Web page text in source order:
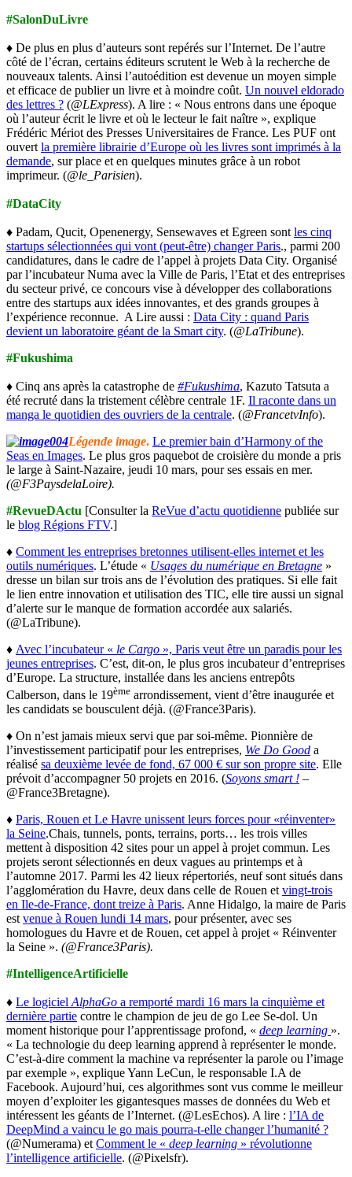
#SalonDuLivre
♦ De plus en plus d’auteurs sont repérés sur l’Internet. De l’autre
côté de l’écran, certains éditeurs scrutent le Web à la recherche de
nouveaux talents. Ainsi l’autoédition est devenue un moyen simple
et efficace de publier un livre et à moindre coût. Un nouvel eldorado
des lettres ? (@LExpress). A lire : « Nous entrons dans une époque
où l’auteur écrit le livre et où le lecteur le fait naître », explique
Frédéric Mériot des Presses Universitaires de France. Les PUF ont
ouvert la première librairie d’Europe où les livres sont imprimés à la
demande, sur place et en quelques minutes grâce à un robot
imprimeur. (@le_Parisien).
#DataCity
♦ Padam, Qucit, Openenergy, Sensewaves et Egreen sont les cinq
startups sélectionnées qui vont (peut-être) changer Paris., parmi 200
candidatures, dans le cadre de l’appel à projets Data City. Organisé
par l’incubateur Numa avec la Ville de Paris, l’Etat et des entreprises
du secteur privé, ce concours vise à développer des collaborations
entre des startups aux idées innovantes, et des grands groupes à
l’expérience reconnue. A Lire aussi : Data City : quand Paris
devient un laboratoire géant de la Smart city. (@LaTribune).
#Fukushima
♦ Cinq ans après la catastrophe de #Fukushima, Kazuto Tatsuta a
été recruté dans la tristement célèbre centrale 1F. Il raconte dans un
manga le quotidien des ouvriers de la centrale. (@FrancetvInfo).
Légende image. Le premier bain d’Harmony of the
Seas en Images. Le plus gros paquebot de croisière du monde a pris
le large à Saint-Nazaire, jeudi 10 mars, pour ses essais en mer.
(@F3PaysdelaLoire).
#RevueDActu [Consulter la ReVue d’actu quotidienne publiée sur
le blog Régions FTV.]
♦ Comment les entreprises bretonnes utilisent-elles internet et les
outils numériques. L’étude « Usages du numérique en Bretagne »
dresse un bilan sur trois ans de l’évolution des pratiques. Si elle fait
le lien entre innovation et utilisation des TIC, elle tire aussi un signal
d’alerte sur le manque de formation accordée aux salariés.
(@LaTribune).
♦ Avec l’incubateur « le Cargo », Paris veut être un paradis pour les
jeunes entreprises. C’est, dit-on, le plus gros incubateur d’entreprises
d’Europe. La structure, installée dans les anciens entrepôts
Calberson, dans le 19ème arrondissement, vient d’être inaugurée et
les candidats se bousculent déjà. (@France3Paris).
♦ On n’est jamais mieux servi que par soi-même. Pionnière de
l’investissement participatif pour les entreprises, We Do Good a
réalisé sa deuxième levée de fond, 67 000 € sur son propre site. Elle
prévoit d’accompagner 50 projets en 2016. (Soyons smart ! –
@France3Bretagne).
♦ Paris, Rouen et Le Havre unissent leurs forces pour «réinventer»
la Seine.Chais, tunnels, ponts, terrains, ports… les trois villes
mettent à disposition 42 sites pour un appel à projet commun. Les
projets seront sélectionnés en deux vagues au printemps et à
l’automne 2017. Parmi les 42 lieux répertoriés, neuf sont situés dans
l’agglomération du Havre, deux dans celle de Rouen et vingt-trois
en Ile-de-France, dont treize à Paris. Anne Hidalgo, la maire de Paris
est venue à Rouen lundi 14 mars, pour présenter, avec ses
homologues du Havre et de Rouen, cet appel à projet « Réinventer
la Seine ». (@France3Paris).
#IntelligenceArtificielle
♦ Le logiciel AlphaGo a remporté mardi 16 mars la cinquième et
dernière partie contre le champion de jeu de go Lee Se-dol. Un
moment historique pour l’apprentissage profond, « deep learning ».
« La technologie du deep learning apprend à représenter le monde.
C’est-à-dire comment la machine va représenter la parole ou l’image
par exemple », explique Yann LeCun, le responsable I.A de
Facebook. Aujourd’hui, ces algorithmes sont vus comme le meilleur
moyen d’exploiter les gigantesques masses de données du Web et
intéressent les géants de l’Internet. (@LesEchos). A lire : l’IA de
DeepMind a vaincu le go mais pourra-t-elle changer l’humanité ?
(@Numerama) et Comment le « deep learning » révolutionne
l’intelligence artificielle. (@Pixelsfr).